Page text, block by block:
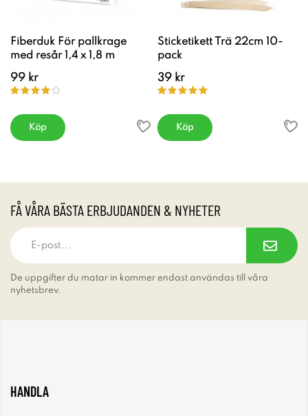
Fiberduk För pallkrage
med resår 1,4 x 1,8 m
99 kr
Köp
Sticketikett Trä 22cm 10-
pack
39 kr
Köp
FÅ VÅRA BÄSTA ERBJUDANDEN & NYHETER
De uppgifter du matar in kommer endast användas till våra
nyhetsbrev.
HANDLA